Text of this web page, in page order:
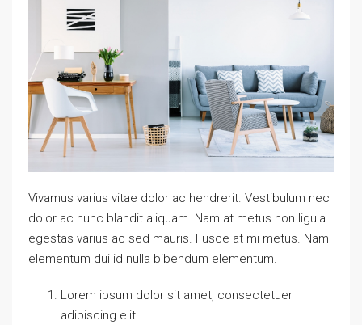
Vivamus varius vitae dolor ac hendrerit. Vestibulum nec
dolor ac nunc blandit aliquam. Nam at metus non ligula
egestas varius ac sed mauris. Fusce at mi metus. Nam
elementum dui id nulla bibendum elementum.
Lorem ipsum dolor sit amet, consectetuer
adipiscing elit.